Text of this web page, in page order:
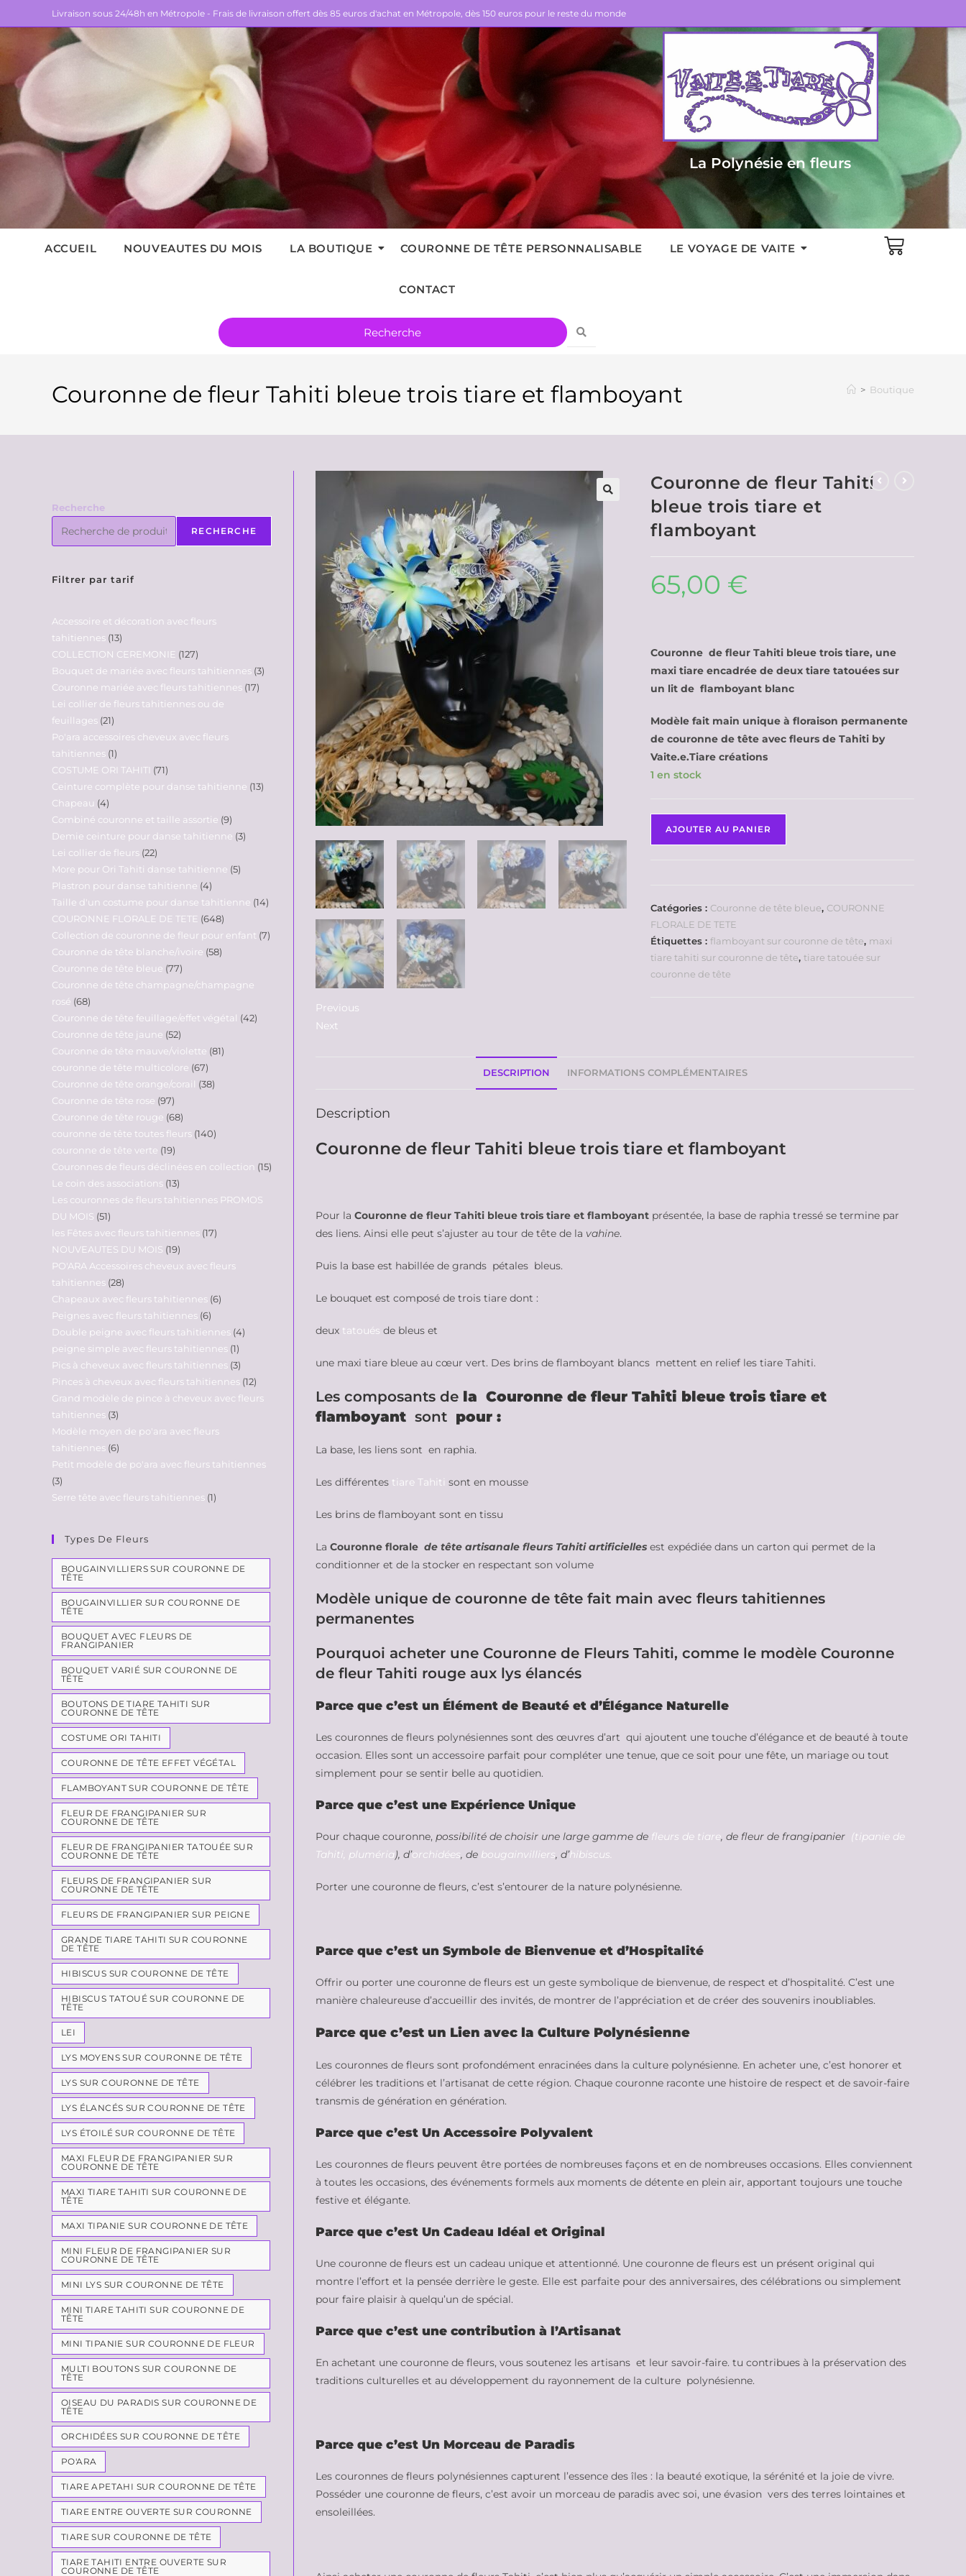
Livraison sous 24/48h en Métropole - Frais de livraison offert dès 85 euros d'achat en Métropole, dès 150 euros pour le reste du monde
La Polynésie en fleurs
ACCUEIL NOUVEAUTES DU MOIS LA BOUTIQUE COURONNE DE TÊTE PERSONNALISABLE LE VOYAGE DE VAITE
CONTACT
Couronne de fleur Tahiti bleue trois tiare et flamboyant > Boutique
Previous
Next
Couronne de fleur Tahiti
bleue trois tiare et
flamboyant
65,00 €
Couronne de fleur Tahiti bleue trois tiare, une
maxi tiare encadrée de deux tiare tatouées sur
un lit de flamboyant blanc
Modèle fait main unique à floraison permanente
de couronne de tête avec fleurs de Tahiti by
Vaite.e.Tiare créations
1 en stock
AJOUTER AU PANIER
Catégories : Couronne de tête bleue, COURONNE
FLORALE DE TETE
Étiquettes :flamboyant sur couronne de tête, maxi
tiare tahiti sur couronne de tête,tiare tatouée sur
couronne de tête
DESCRIPTION INFORMATIONS COMPLÉMENTAIRES
Description
Couronne de fleur Tahiti bleue trois tiare et flamboyant
Pour la Couronne de fleur Tahiti bleue trois tiare et flamboyant présentée, la base de raphia tressé se termine par
des liens. Ainsi elle peut s’ajuster au tour de tête de la vahine.
Puis la base est habillée de grands pétales bleus.
Le bouquet est composé de trois tiare dont :
deux tatoués de bleus et
une maxi tiare bleue au cœur vert. Des brins de flamboyant blancs mettent en relief les tiare Tahiti.
Les composants de la Couronne de fleur Tahiti bleue trois tiare et
flamboyant sont pour :
La base, les liens sont en raphia.
Les différentes tiare Tahiti sont en mousse
Les brins de flamboyant sont en tissu
La Couronne florale de tête artisanale fleurs Tahiti artificielles est expédiée dans un carton qui permet de la
conditionner et de la stocker en respectant son volume
Modèle unique de couronne de tête fait main avec fleurs tahitiennes
permanentes
Pourquoi acheter une Couronne de Fleurs Tahiti, comme le modèle Couronne
de fleur Tahiti rouge aux lys élancés
Parce que c’est un Élément de Beauté et d’Élégance Naturelle
Les couronnes de fleurs polynésiennes sont des œuvres d’art qui ajoutent une touche d’élégance et de beauté à toute
occasion. Elles sont un accessoire parfait pour compléter une tenue, que ce soit pour une fête, un mariage ou tout
simplement pour se sentir belle au quotidien.
Parce que c’est une Expérience Unique
Pour chaque couronne, possibilité de choisir une large gamme de fleurs de tiare, de fleur de frangipanier (tipanie de
Tahiti, pluméria), d’orchidées, de bougainvilliers, d’hibiscus.
Porter une couronne de fleurs, c’est s’entourer de la nature polynésienne.
Parce que c’est un Symbole de Bienvenue et d’Hospitalité
Offrir ou porter une couronne de fleurs est un geste symbolique de bienvenue, de respect et d’hospitalité. C’est une
manière chaleureuse d’accueillir des invités, de montrer de l’appréciation et de créer des souvenirs inoubliables.
Parce que c’est un Lien avec la Culture Polynésienne
Les couronnes de fleurs sont profondément enracinées dans la culture polynésienne. En acheter une, c’est honorer et
célébrer les traditions et l’artisanat de cette région. Chaque couronne raconte une histoire de respect et de savoir-faire
transmis de génération en génération.
Parce que c’est Un Accessoire Polyvalent
Les couronnes de fleurs peuvent être portées de nombreuses façons et en de nombreuses occasions. Elles conviennent
à toutes les occasions, des événements formels aux moments de détente en plein air, apportant toujours une touche
festive et élégante.
Parce que c’est Un Cadeau Idéal et Original
Une couronne de fleurs est un cadeau unique et attentionné. Une couronne de fleurs est un présent original qui
montre l’effort et la pensée derrière le geste. Elle est parfaite pour des anniversaires, des célébrations ou simplement
pour faire plaisir à quelqu’un de spécial.
Parce que c’est une contribution à l’Artisanat
En achetant une couronne de fleurs, vous soutenez les artisans et leur savoir-faire. tu contribues à la préservation des
traditions culturelles et au développement du rayonnement de la culture polynésienne.
Parce que c’est Un Morceau de Paradis
Les couronnes de fleurs polynésiennes capturent l’essence des îles : la beauté exotique, la sérénité et la joie de vivre.
Posséder une couronne de fleurs, c’est avoir un morceau de paradis avec soi, une évasion vers des terres lointaines et
ensoleillées.
Recherche
RECHERCHE
Filtrer par tarif
Accessoire et décoration avec fleurs
tahitiennes 13
COLLECTION CEREMONIE 127
Bouquet de mariée avec fleurs tahitiennes 3
Couronne mariée avec fleurs tahitiennes 17
Lei collier de fleurs tahitiennes ou de
feuillages 21
Po'ara accessoires cheveux avec fleurs
tahitiennes 1
COSTUME ORI TAHITI
71
Ceinture complète pour danse tahitienne 13
Chapeau 4
Combiné couronne et taille assortie 9
Demie ceinture pour danse tahitienne 3
Lei collier de fleurs 22
More pour Ori Tahiti danse tahitienne 5
Plastron pour danse tahitienne 4
Taille d'un costume pour danse tahitienne 14
COURONNE FLORALE DE TETE 648
Collection de couronne de fleur pour enfant 7
Couronne de tête blanche/ivoire 58
Couronne de tête bleue 77
Couronne de tête champagne/champagne
rosé 68
Couronne de tête feuillage/effet végétal 42
Couronne de tête jaune 52
Couronne de tête mauve/violette 81
couronne de tête multicolore 67
Couronne de tête orange/corail 38
Couronne de tête rose 97
Couronne de tête rouge 68
couronne de tête toutes fleurs 140
couronne de tête verte 19
Couronnes de fleurs déclinées en collection 15
Le coin des associations 13
Les couronnes de fleurs tahitiennes PROMOS
DU MOIS 51
les Fêtes avec fleurs tahitiennes 17
NOUVEAUTES DU MOIS 19
PO'ARA Accessoires cheveux avec fleurs
tahitiennes 28
Chapeaux avec fleurs tahitiennes 6
Peignes avec fleurs tahitiennes 6
Double peigne avec fleurs tahitiennes 4
peigne simple avec fleurs tahitiennes 1
Pics à cheveux avec fleurs tahitiennes 3
Pinces à cheveux avec fleurs tahitiennes 12
Grand modèle de pince à cheveux avec fleurs
tahitiennes 3
Modèle moyen de po'ara avec fleurs
tahitiennes 6
Petit modèle de po'ara avec fleurs tahitiennes
3
Serre tête avec fleurs tahitiennes 1
Types De Fleurs
BOUGAINVILLIERS SUR COURONNE DE
TÊTE
BOUGAINVILLIER SUR COURONNE DE
TÊTE
BOUQUET AVEC FLEURS DE
FRANGIPANIER
BOUQUET VARIÉ SUR COURONNE DE
TÊTE
BOUTONS DE TIARE TAHITI SUR
COURONNE DE TÊTE
COSTUME ORI TAHITI
COURONNE DE TÊTE EFFET VÉGÉTAL
FLAMBOYANT SUR COURONNE DE TÊTE
FLEUR DE FRANGIPANIER SUR
COURONNE DE TÊTE
FLEUR DE FRANGIPANIER TATOUÉE SUR
COURONNE DE TÊTE
FLEURS DE FRANGIPANIER SUR
COURONNE DE TÊTE
FLEURS DE FRANGIPANIER SUR PEIGNE
GRANDE TIARE TAHITI SUR COURONNE
DE TÊTE
HIBISCUS SUR COURONNE DE TÊTE
HIBISCUS TATOUÉ SUR COURONNE DE
TÊTE
LEI
LYS MOYENS SUR COURONNE DE TÊTE
LYS SUR COURONNE DE TÊTE
LYS ÉLANCÉS SUR COURONNE DE TÊTE
LYS ÉTOILÉ SUR COURONNE DE TÊTE
MAXI FLEUR DE FRANGIPANIER SUR
COURONNE DE TÊTE
MAXI TIARE TAHITI SUR COURONNE DE
TÊTE
MAXI TIPANIE SUR COURONNE DE TÊTE
MINI FLEUR DE FRANGIPANIER SUR
COURONNE DE TÊTE
MINI LYS SUR COURONNE DE TÊTE
MINI TIARE TAHITI SUR COURONNE DE
TÊTE
MINI TIPANIE SUR COURONNE DE FLEUR
MULTI BOUTONS SUR COURONNE DE
TÊTE
OISEAU DU PARADIS SUR COURONNE DE
TÊTE
ORCHIDÉES SUR COURONNE DE TÊTE
PO'ARA
TIARE APETAHI SUR COURONNE DE TÊTE
TIARE ENTRE OUVERTE SUR COURONNE
TIARE SUR COURONNE DE TÊTE
TIARE TAHITI ENTRE OUVERTE SUR
COURONNE DE TÊTE